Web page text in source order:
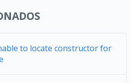
to locate constructor for